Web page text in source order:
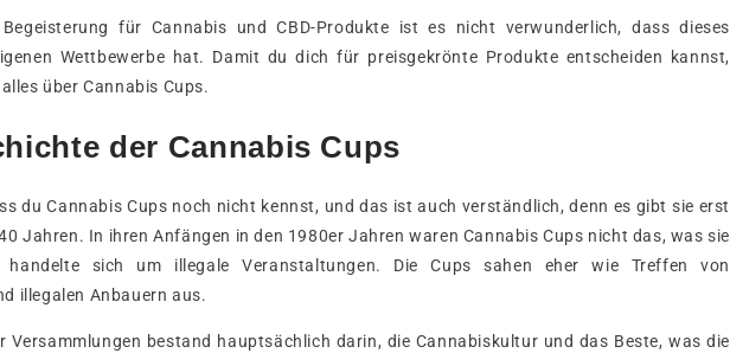
für Cannabis und CBD-Produkte ist es nicht verwunderlich, dass dieses
Wettbewerbe hat. Damit du dich für preisgekrönte Produkte entscheiden kannst,
über Cannabis Cups.
der Cannabis Cups
du Cannabis Cups noch nicht kennst, und das ist auch verständlich, denn es gibt sie erst
Jahren. In ihren Anfängen in den 1980er Jahren waren Cannabis Cups nicht das, was sie
handelte sich um illegale Veranstaltungen. Die Cups sahen eher wie Treffen von
illegalen Anbauern aus.
Versammlungen bestand hauptsächlich darin, die Cannabiskultur und das Beste, was die